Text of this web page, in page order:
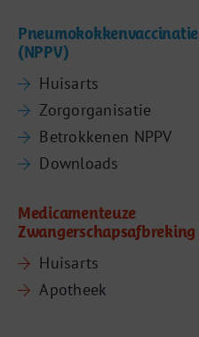
Pneumokokkenvaccinatie
(NPPV)
Huisarts
Zorgorganisatie
Betrokkenen NPPV
Downloads
Medicamenteuze
Zwangerschapsafbreking
Huisarts
Apotheek